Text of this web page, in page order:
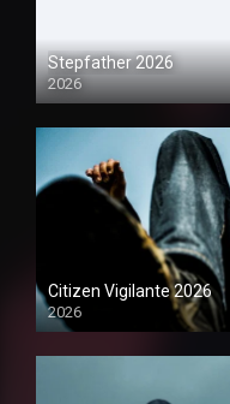
Stepfather 2026
2026
1080P
Citizen Vigilante 2026
2026
1080P